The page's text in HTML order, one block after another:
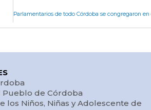
Pueblo de Córdoba
los Niños, Niñas y Adolescente de